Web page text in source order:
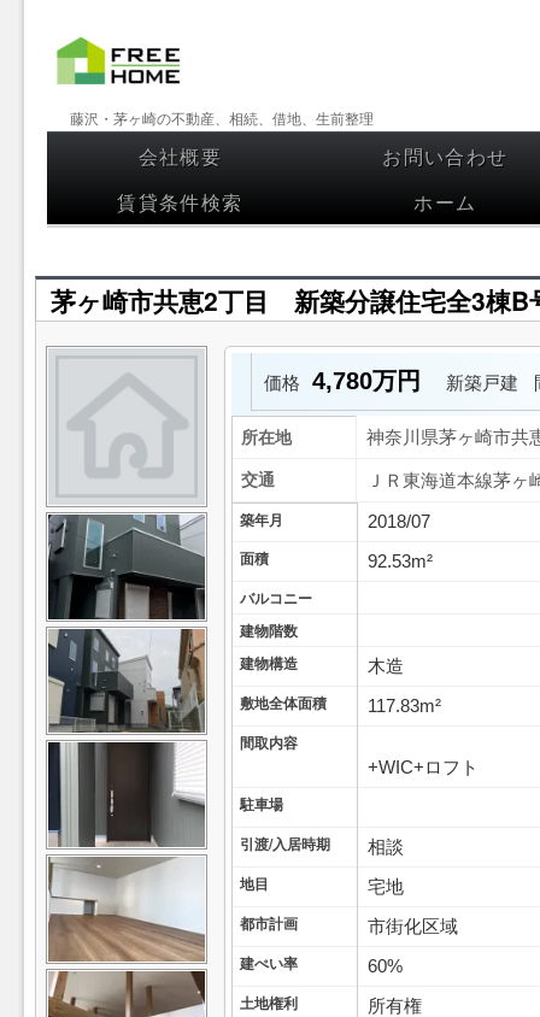
【フリー
ホーム】
藤沢・茅
ヶ崎の不
動産、相
続、借
地、生前
整理
藤沢・茅ヶ崎の不動産、相続、借地、生前整理
コンテンツへスキップ
会社概要
お問い合わせ
賃貸条件検索
ホーム
茅ヶ崎市共恵2丁目 新築分譲住宅全3棟B
価格 4,780万円 新築戸建
所在地 神奈川県茅ヶ崎市共
交通 ＪＲ東海道本線茅ヶ
築年月 2018/07
面積 92.53m²
バルコニー
建物階数
建物構造
木造
敷地全体面積 117.83m²
間取内容
+WIC+ロフト
駐車場
引渡/入居時期
相談
地目 宅地
都市計画 市街化区域
建ぺい率 60%
土地権利 所有権